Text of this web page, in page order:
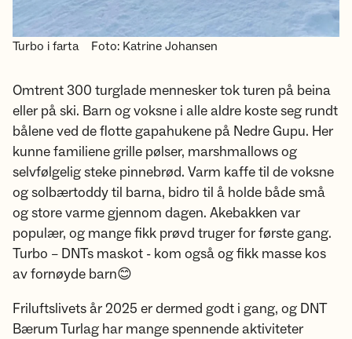
Turbo i farta Foto: Katrine Johansen
Omtrent 300 turglade mennesker tok turen på beina
eller på ski. Barn og voksne i alle aldre koste seg rundt
bålene ved de flotte gapahukene på Nedre Gupu. Her
kunne familiene grille pølser, marshmallows og
selvfølgelig steke pinnebrød. Varm kaffe til de voksne
og solbærtoddy til barna, bidro til å holde både små
og store varme gjennom dagen. Akebakken var
populær, og mange fikk prøvd truger for første gang.
Turbo – DNTs maskot - kom også og fikk masse kos
av fornøyde barn😊
Friluftslivets år 2025 er dermed godt i gang, og DNT
Bærum Turlag har mange spennende aktiviteter